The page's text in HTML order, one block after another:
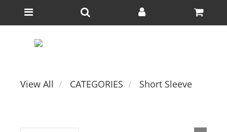
View All CATEGORIES Short Sleeve